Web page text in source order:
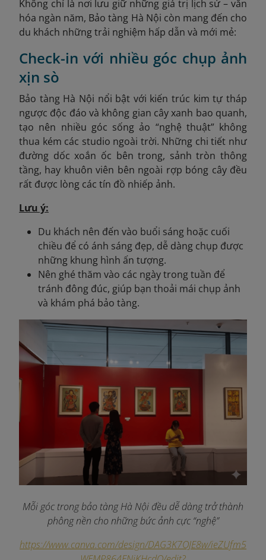
Không chỉ là nơi lưu giữ những giá trị lịch sử – văn
hóa ngàn năm, Bảo tàng Hà Nội còn mang đến cho
du khách những trải nghiệm hấp dẫn và mới mẻ:
Check-in với nhiều góc chụp ảnh
xịn sò
Bảo tàng Hà Nội nổi bật với kiến trúc kim tự tháp
ngược độc đáo và không gian cây xanh bao quanh,
tạo nên nhiều góc sống ảo “nghệ thuật” không
thua kém các studio ngoài trời. Những chi tiết như
đường dốc xoắn ốc bên trong, sảnh tròn thông
tầng, hay khuôn viên bên ngoài rợp bóng cây đều
rất được lòng các tín đồ nhiếp ảnh.
Lưu ý:
Du khách nên đến vào buổi sáng hoặc cuối
chiều để có ánh sáng đẹp, dễ dàng chụp được
những khung hình ấn tượng.
Nên ghé thăm vào các ngày trong tuần để
tránh đông đúc, giúp bạn thoải mái chụp ảnh
và khám phá bảo tàng.
Mỗi góc trong bảo tàng Hà Nội đều dễ dàng trở thành
phông nền cho những bức ảnh cực “nghệ”
https://www.canva.com/design/DAG3K7OJE8w/ieZUfm5